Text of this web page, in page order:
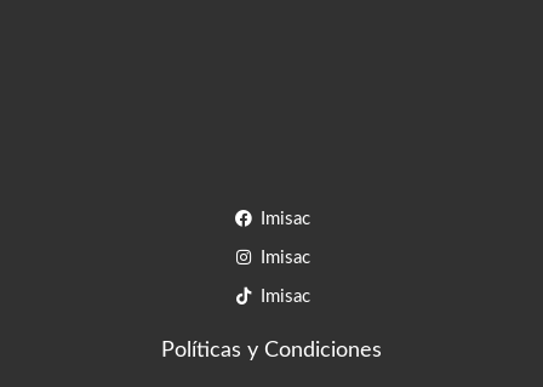
Imisac
Imisac
Imisac
Políticas y Condiciones